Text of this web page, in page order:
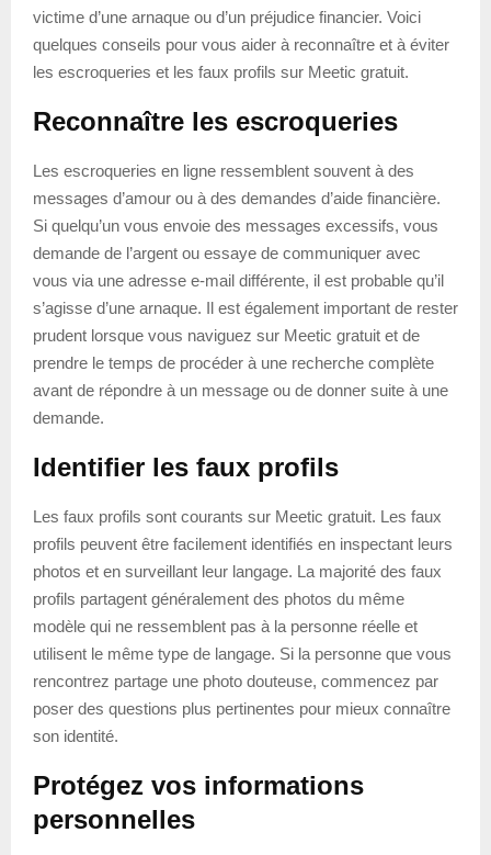
victime d’une arnaque ou d’un préjudice financier. Voici
quelques conseils pour vous aider à reconnaître et à éviter
les escroqueries et les faux profils sur Meetic gratuit.
Reconnaître les escroqueries
Les escroqueries en ligne ressemblent souvent à des
messages d’amour ou à des demandes d’aide financière.
Si quelqu’un vous envoie des messages excessifs, vous
demande de l’argent ou essaye de communiquer avec
vous via une adresse e-mail différente, il est probable qu’il
s’agisse d’une arnaque. Il est également important de rester
prudent lorsque vous naviguez sur Meetic gratuit et de
prendre le temps de procéder à une recherche complète
avant de répondre à un message ou de donner suite à une
demande.
Identifier les faux profils
Les faux profils sont courants sur Meetic gratuit. Les faux
profils peuvent être facilement identifiés en inspectant leurs
photos et en surveillant leur langage. La majorité des faux
profils partagent généralement des photos du même
modèle qui ne ressemblent pas à la personne réelle et
utilisent le même type de langage. Si la personne que vous
rencontrez partage une photo douteuse, commencez par
poser des questions plus pertinentes pour mieux connaître
son identité.
Protégez vos informations
personnelles